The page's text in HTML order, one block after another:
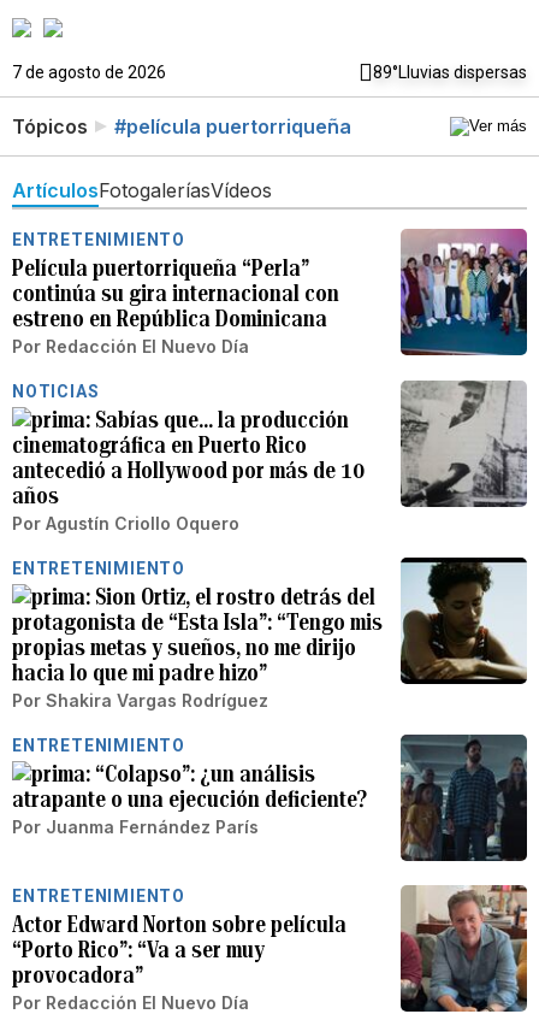
7 de agosto de 2026 89°Lluvias dispersas
Tópicos #película puertorriqueña
ArtículosFotogaleríasVídeos
ENTRETENIMIENTO
Película puertorriqueña “Perla”
continúa su gira internacional con
estreno en República Dominicana
Por Redacción El Nuevo Día
NOTICIAS
Sabías que… la producción
cinematográfica en Puerto Rico
antecedió a Hollywood por más de 10
años
Por Agustín Criollo Oquero
ENTRETENIMIENTO
Sion Ortiz, el rostro detrás del
protagonista de “Esta Isla”: “Tengo mis
propias metas y sueños, no me dirijo
hacia lo que mi padre hizo”
Por Shakira Vargas Rodríguez
ENTRETENIMIENTO
“Colapso”: ¿un análisis
atrapante o una ejecución deficiente?
Por Juanma Fernández París
ENTRETENIMIENTO
Actor Edward Norton sobre película
“Porto Rico”: “Va a ser muy
provocadora”
Por Redacción El Nuevo Día